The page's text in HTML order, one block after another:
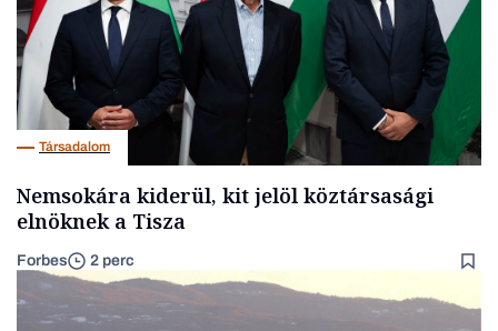
Társadalom
Nemsokára kiderül, kit jelöl köztársasági
elnöknek a Tisza
Forbes 2 perc